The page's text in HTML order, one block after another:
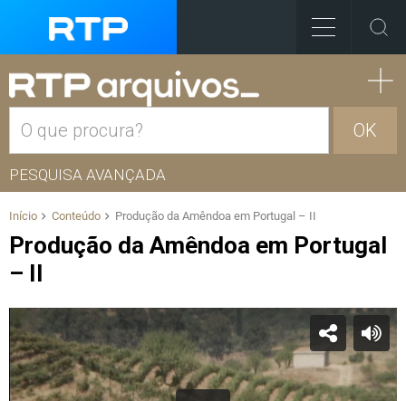
OK
PESQUISA AVANÇADA
Início Conteúdo Produção da Amêndoa em Portugal – II
Produção da Amêndoa em Portugal
– II